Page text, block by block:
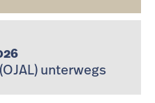
unterwegs